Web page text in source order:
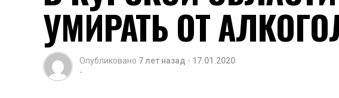
УМИРАТЬ ОТ
Опубликовано 7 лет назад - 17.01.2020
-